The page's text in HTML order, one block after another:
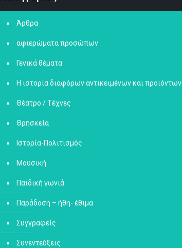
Άρθρα
αφιερώματα προσώπων
Γενικά θέματα
Η ιστορία διαφόρων αντικειμένων και προϊόντων
Θέατρο / Τέχνες
Θρησκεία
Ιστορία-Πολιτισμός
Μουσική
Παιδική γωνιά
Παράδοση – ήθη- έθιμα
Συγγραφείς
Συνεντεύξεις